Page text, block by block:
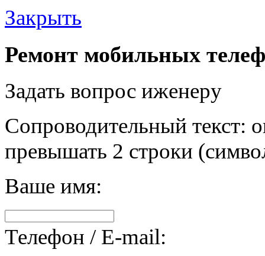
Закрыть
Ремонт мобильных
Задать вопрос иженеру
Сопроводительный текст:
превышать 2 строки
Ваше имя:
Телефон / E-mail: